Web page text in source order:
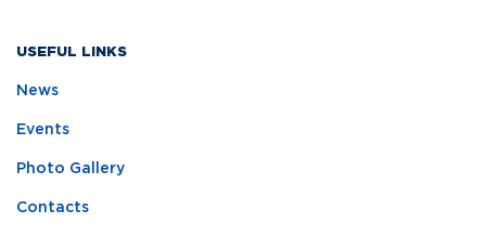
USEFUL LINKS
News
Events
Photo Gallery
Contacts